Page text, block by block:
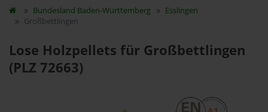
Bundesland Baden-Württemberg
Esslingen
Großbettlingen
Lose Holzpellets für Großbettlingen
(PLZ 72663)